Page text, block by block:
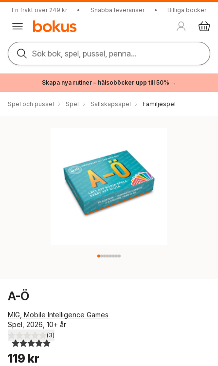
Fri frakt över 249 kr • Snabba leveranser • Billiga böcker
Sök bok, spel, pussel, penna...
Skapa nya rutiner – hälsoböcker upp till 50% →
Spel och pussel Spel Sällskapsspel Familjespel
A-Ö
MIG, Mobile Intelligence Games
Spel, 2026, 10+ år
5,0utav 5 stjärnor. Totalt antal röster:
(3)
119 kr